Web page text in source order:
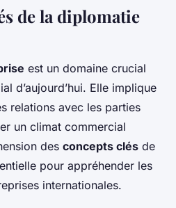
de la diplomatie
est un domaine crucial
d’aujourd’hui. Elle implique
relations avec les parties
un climat commercial
des concepts clés de
pour appréhender les
internationales.